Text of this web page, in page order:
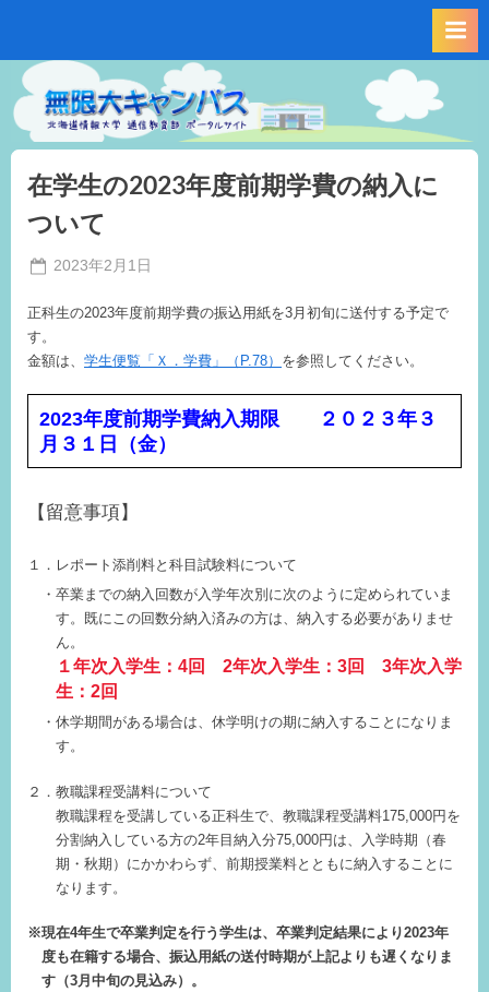
content
在学生の2023年度前期学費の納入に
ついて
Posted
2023年2月1日
務
M.I
正科生の2023年度前期学費の振込用紙を3月初旬に送付する予定で
す。
金額は、 学生便覧「Ｘ．学費」（P.78） を参照してください。
2023年度前期学費納入期限 ２０２３年３
月３１日（金）
【留意事項】
１．レポート添削料と科目試験料について
卒業までの納入回数が入学年次別に次のように定められていま
す。既にこの回数分納入済みの方は、納入する必要がありませ
ん。
１年次入学生：4回 2年次入学生：3回 3年次入学
生：2回
休学期間がある場合は、休学明けの期に納入することになりま
す。
２．教職課程受講料について
教職課程を受講している正科生で、教職課程受講料175,000円を
分割納入している方の2年目納入分75,000円は、入学時期（春
期・秋期）にかかわらず、前期授業料とともに納入することに
なります。
※現在4年生で卒業判定を行う学生は、卒業判定結果により2023年
度も在籍する場合、振込用紙の送付時期が上記よりも遅くなりま
す（3月中旬の見込み）。